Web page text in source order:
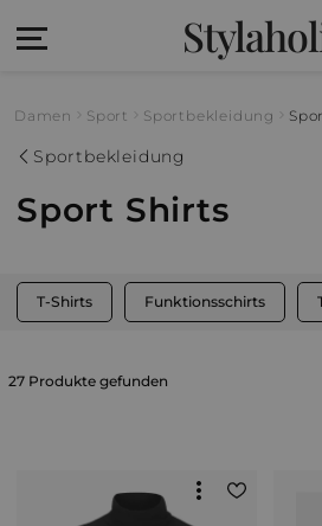
Damen Sport Sportbekleidung
Sportbekleidung
Sport Shirts
T-Shirts Funktionsschirts
27 Produkte gefunden